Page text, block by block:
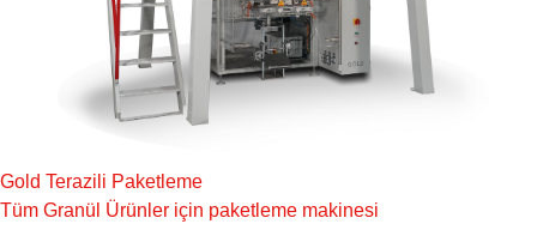
Gold Terazili Paketleme
Tüm Granül Ürünler için paketleme makinesi